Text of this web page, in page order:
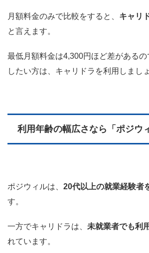
月額料金のみで比較をすると、 キャリ
と言えます。
最低月額料金は4,300円ほど差がある
したい方は、キャリドラを利用しましょ
利用年齢の幅広さなら「ポジウ
ポジウィルは、 20代以上の就業経験者
す。
一方でキャリドラは、 未就業者でも利
れています。